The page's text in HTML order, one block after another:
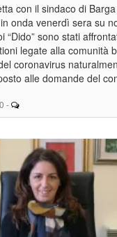
-
con il sindaco di
onda venerdì sera su
“Dido” sono stati
legate alla comunità
coronavirus
alle domande del